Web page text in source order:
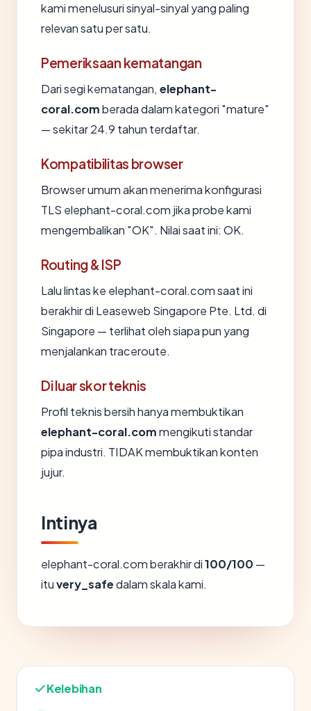
kami menelusuri sinyal-sinyal yang paling
relevan satu per satu.
Pemeriksaan kematangan
Dari segi kematangan, elephant-
coral.comberada dalam kategori "mature"
— sekitar 24.9 tahun terdaftar.
Kompatibilitas browser
Browser umum akan menerima konfigurasi
TLS elephant-coral.com jika probe kami
mengembalikan "OK". Nilai saat ini: OK.
Routing & ISP
Lalu lintas ke elephant-coral.com saat ini
berakhir di Leaseweb Singapore Pte. Ltd. di
Singapore — terlihat oleh siapa pun yang
menjalankan traceroute.
Di luar skor teknis
Profil teknis bersih hanya membuktikan
elephant-coral.commengikuti standar
pipa industri. TIDAK membuktikan konten
jujur.
Intinya
elephant-coral.com berakhir di100/100 —
ituvery_safedalam skala kami.
Kelebihan